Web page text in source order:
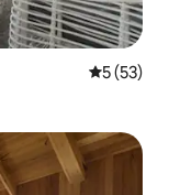
5 (53)